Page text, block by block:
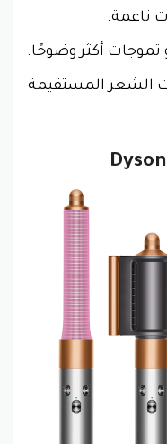
ناعمة.
تموجات أكثر وضوحًا.
الشعر المستقيمة
Dyson